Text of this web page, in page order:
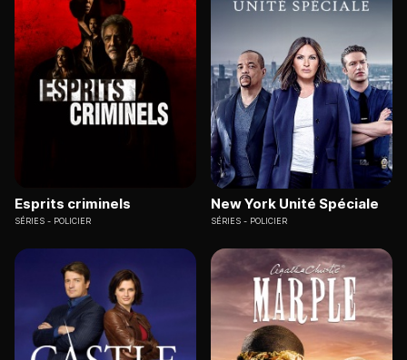
Esprits criminels
SÉRIES POLICIER
New York Unité Spéciale
SÉRIES POLICIER